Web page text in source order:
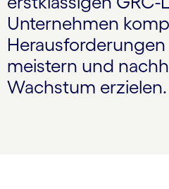
Unternehmen
meistern und
Wachstum erzielen.